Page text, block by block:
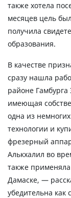
также хотела
месяцев цель
получила
образования.
В качестве
сразу нашла
районе
имеющая
одна из
технологии и
фрезерный
Алькхалил во
также
Дамаске, —
убедительна как